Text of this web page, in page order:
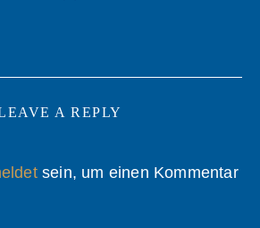
A REPLY
sein, um einen Kommentar